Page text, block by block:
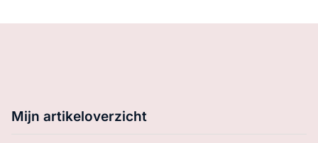
Mijn artikeloverzicht